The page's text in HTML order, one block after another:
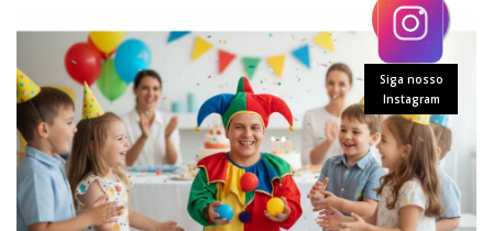
Siga nosso
Instagram